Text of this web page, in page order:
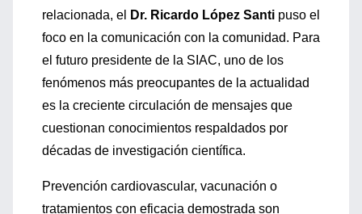
relacionada, el
Dr. Ricardo López Santi puso el
foco en la comunicación con la comunidad. Para
el futuro presidente de la SIAC, uno de los
fenómenos más preocupantes de la actualidad
es la creciente circulación de mensajes que
cuestionan conocimientos respaldados por
décadas de investigación científica.
Prevención cardiovascular, vacunación o
tratamientos con eficacia demostrada son